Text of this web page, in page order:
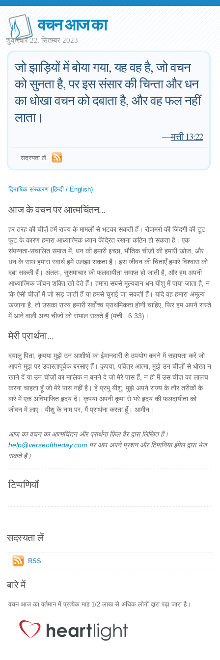
वचन आज का
शुक्रवार 22. सितम्बर 2023
जो झाड़ियों में बोया गया, यह वह है, जो वचन
को सुनता है, पर इस संसार की चिन्ता और धन
का धोखा वचन को दबाता है, और वह फल नहीं
लाता।
—मत्ती 13:22
सदस्यता लें:
द्विभाषिक संस्करण (हिन्दी / English)
आज के वचन पर आत्मचिंतन...
हर तरह की चीज़ें हमें राज्य के मामलों से भटका सकती हैं। रोजमर्रा की जिंदगी की टूट-
फूट के कारण हमारा आध्यात्मिक ध्यान केंद्रित रखना कठिन हो सकता है। एक
संपन्नता-संचालित समाज में, धन की हमारी इच्छा, भौतिक चीज़ों की हमारी खोज, और
धन के साथ हमारा स्वार्थ हमें उलझा सकता है। इस जीवन की चिंताएँ हमारे विश्वास को
दबा सकती हैं। अंततः, सुसमाचार की फलदायीता समाप्त हो जाती है, और हम अपनी
आध्यात्मिक जीवन शक्ति खो देते हैं। हमारा सबसे मूल्यवान धन यीशु में पाया जाता है, न
कि ऐसी चीज़ों में जो सड़ जाती हैं या हमसे चुराई जा सकती हैं। यदि वह हमारा अमूल्य
खजाना है, तो उसका राज्य हमारी सर्वोच्च प्राथमिकता होनी चाहिए, फिर हम अपने रास्ते
में आने वाली अन्य चीजों को संभाल सकते हैं (मत्ती : 6:33)।
मेरी प्रार्थना...
दयालु पिता, कृपया मुझे उन आशीषों का ईमानदारी से उपयोग करने में सहायता करें जो
आपने मुझ पर उदारतापूर्वक बरसाए हैं। कृपया, पवित्र आत्मा, मुझे उन चीज़ों से धोखा न
खाने दें या उन चीज़ों का मालिक न बनने दे जो मेरे पास हैं, न ही मैं उस चीज़ का लालच
करना चाहता हूँ जो मेरे पास नहीं है। हे प्रभु यीशु, मुझे अपने राज्य के तौर तरीकों के
बारे में एक अविभाजित हृदय दें। कृपया अपनी कृपा से भरे हृदय की फलदायीता को
जीवन में लाएं। यीशु के नाम पर, मैं प्रार्थना करता हूँ। आमीन।
आज का वचन का आत्मचिंतन और प्रार्थना फिल वैर द्वारा लिखित है।
help@verseoftheday.com पर आप अपने प्रशन और टिपानिया ईमेल द्वारा भेज
सकते है।
टिप्पणियाँ
सदस्यता लें
RSS
बारे में
वचन आज का वर्तमान में प्रत्येक माह 1/2 लाख से अधिक लोगों द्वारा पढ़ा जारा है।